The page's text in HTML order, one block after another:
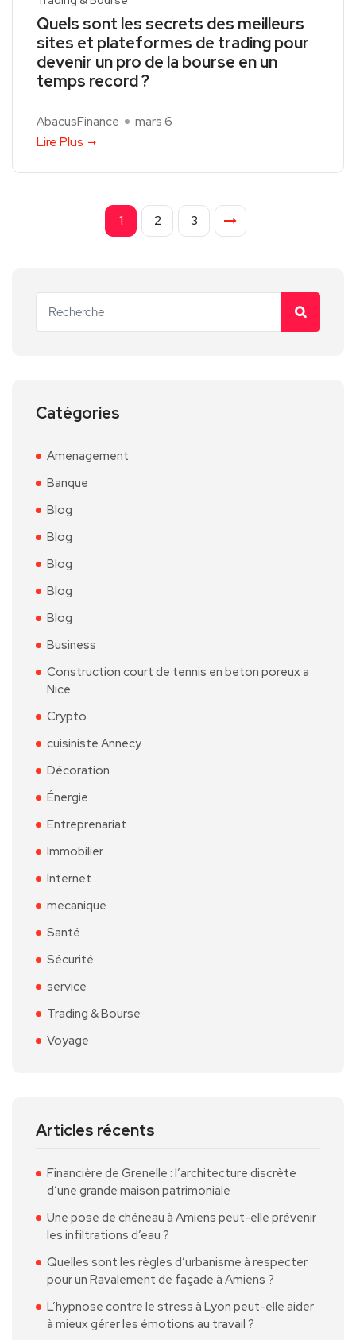
Quels sont les secrets des meilleurs
sites et plateformes de trading pour
devenir un pro de la bourse en un
temps record ?
AbacusFinance mars 6
Lire Plus
1 2 3
Catégories
Amenagement
Banque
Blog
Blog
Blog
Blog
Blog
Business
Construction court de tennis en beton poreux a
Nice
Crypto
cuisiniste Annecy
Décoration
Énergie
Entreprenariat
Immobilier
Internet
mecanique
Santé
Sécurité
service
Trading & Bourse
Voyage
Articles récents
Financière de Grenelle : l’architecture discrète
d’une grande maison patrimoniale
Une pose de chéneau à Amiens peut-elle prévenir
les infiltrations d’eau ?
Quelles sont les règles d’urbanisme à respecter
pour un Ravalement de façade à Amiens ?
L’hypnose contre le stress à Lyon peut-elle aider
à mieux gérer les émotions au travail ?